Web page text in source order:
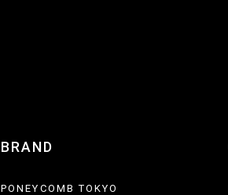
BRAND
PONEYCOMB TOKYO